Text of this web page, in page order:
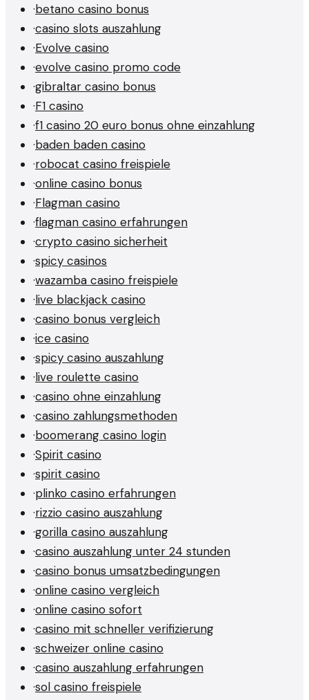
·betano casino bonus
·casino slots auszahlung
·Evolve casino
·evolve casino promo code
·gibraltar casino bonus
·F1 casino
·f1 casino 20 euro bonus ohne einzahlung
·baden baden casino
·robocat casino freispiele
·online casino bonus
·Flagman casino
·flagman casino erfahrungen
·crypto casino sicherheit
·spicy casinos
·wazamba casino freispiele
·live blackjack casino
·casino bonus vergleich
·ice casino
·spicy casino auszahlung
·live roulette casino
·casino ohne einzahlung
·casino zahlungsmethoden
·boomerang casino login
·Spirit casino
·spirit casino
·plinko casino erfahrungen
·rizzio casino auszahlung
·gorilla casino auszahlung
·casino auszahlung unter 24 stunden
·casino bonus umsatzbedingungen
·online casino vergleich
·online casino sofort
·casino mit schneller verifizierung
·schweizer online casino
·casino auszahlung erfahrungen
·sol casino freispiele